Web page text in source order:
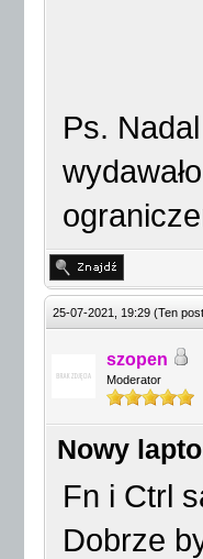
Ps.
25-07-2021, 19:29 (Ten
szopen
Moderator
Nowy
Fn i Ctrl
Dobrze